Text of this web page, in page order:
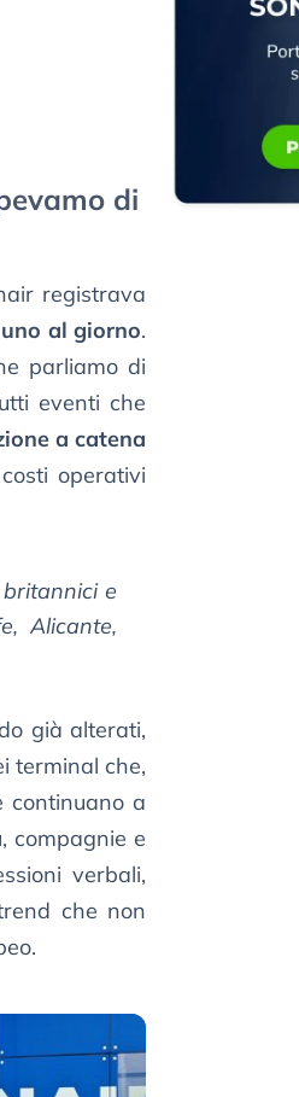
di
registrava
uno al giorno.
parliamo di
eventi che
a catena
operativi
e
Alicante,
già alterati,
terminal che,
continuano a
, compagnie e
verbali,
che non